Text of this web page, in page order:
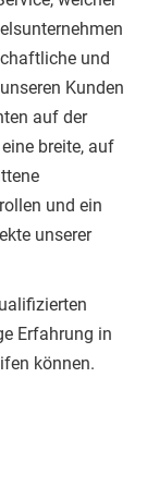
und
Kunden
auf der
breite, auf
und ein
unserer
Erfahrung in
können.